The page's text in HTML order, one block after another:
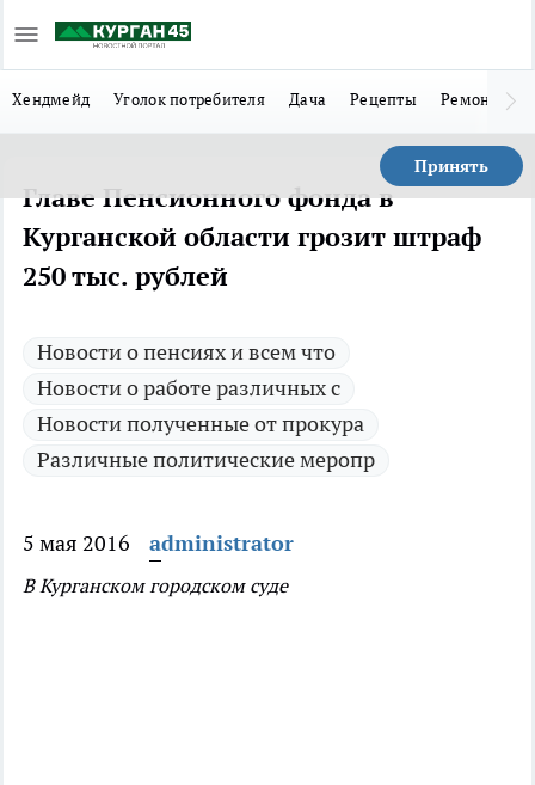
Хендмейд Уголок потребителя Дача Рецепты Ремонт
Принять
Главе Пенсионного фонда в
Курганской области грозит штраф
250 тыс. рублей
Новости о пенсиях и всем что
Новости о работе различных с
Новости полученные от прокура
Различные политические меропр
5 мая 2016 administrator
В Курганском городском суде